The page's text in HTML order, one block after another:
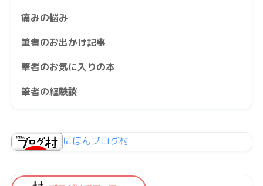
痛みの悩み
筆者のお出かけ記事
筆者のお気に入りの本
筆者の経験談
にほんブログ村